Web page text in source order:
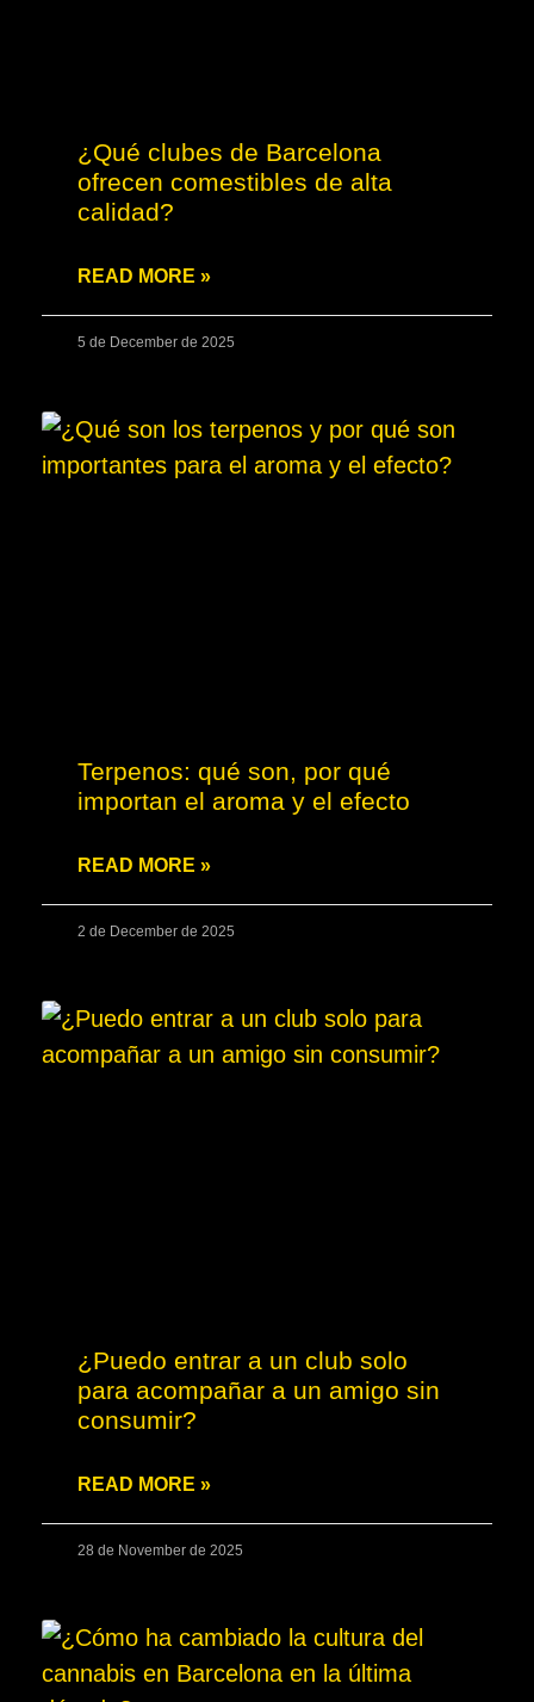
¿Qué clubes de Barcelona
ofrecen comestibles de alta
calidad?
READ MORE »
5 de December de 2025
Terpenos: qué son, por qué
importan el aroma y el efecto
READ MORE »
2 de December de 2025
¿Puedo entrar a un club solo
para acompañar a un amigo sin
consumir?
READ MORE »
28 de November de 2025